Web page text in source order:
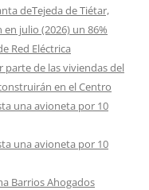
deTejeda de Tiétar,
julio (2026) un 86%
Red Eléctrica
parte de las viviendas del
en el Centro
una avioneta por 10
una avioneta por 10
Barrios Ahogados